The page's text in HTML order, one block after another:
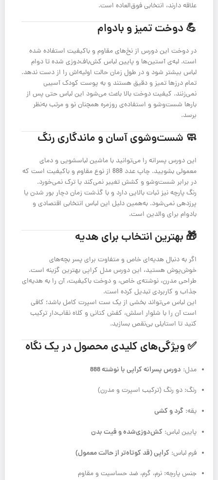
علاقه دارند، انتخابی فوق‌العاده است.
💪 دوخت تمیز و بادوام
در دوخت این دورس از نخ‌های مقاوم و باکیفیت استفاده شده
است. لبه‌ی آستین‌ها و پایین لباس کش‌باف‌دوزی شده تا دوام
لباس بیشتر شود و در طول زمان حالت اولیه‌اش را از دست ندهد.
تمام درزها تمیز و دقیق هستند و به پوست کودک آسیبی
نمی‌زنند. کیفیت دوخت بالا باعث می‌شود این لباس حتی پس از
بارها شست‌وشو و استفاده‌ی روزمره همچنان نو و مرتب به‌نظر
برسد.
🧼 شست‌وشوی آسان و ماندگاری رنگ
این دورس پسرانه را می‌توانید با ماشین لباسشویی و دمای
معمولی بشویید. چاپ عدد 888 از نوع مقاوم و با‌کیفیت است که
در برابر شست‌وشو و کشش تغییر نمی‌کند یا ترک نمی‌خورد.
رنگ پارچه نیز ثبات بالایی دارد و با گذشت زمان دچار بور شدن یا
پرزدهی نمی‌شود. به‌همین دلیل این لباس انتخابی اقتصادی و
بادوام برای والدین است.
🎁 بهترین انتخاب برای هدیه
اگر به دنبال هدیه‌ای خاص و متفاوت برای پسر بچه‌های
خوش‌پوش هستید، این دورس مدل کراپی بهترین گزینه است.
طراحی مدرن، نوشته‌ی خاص، و دوخت با‌کیفیت، آن را به هدیه‌ای
جذاب و کاربردی تبدیل کرده است.
این لباس می‌تواند بخشی از یک ست اسپرت کامل باشد؛ کافی
است آن را با شلوار اسلش، کفش کتانی و کلاه نقاب‌دار ترکیب
کنید تا استایلی بی‌نقص بسازید.
✅ ویژگی‌های کلیدی محصول در یک نگاه
مدل: دورس پسرانه کراپی با نوشته 888
رنگ: دو رنگ (ترکیب اسپرت و مدرن)
یقه: گرد و کشی
پایین لباس: کش‌دوزی‌شده و فیت بدن
فرم لباس: کراپی (قد کوتاه‌تر از حالت معمول)
جنس پارچه: نرم، گرم، ضد حساسیت و مقاوم